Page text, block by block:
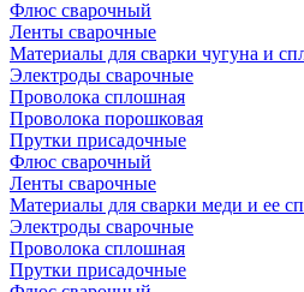
Флюс сварочный
Ленты сварочные
Материалы для сварки чугуна и
Электроды сварочные
Проволока сплошная
Проволока порошковая
Прутки присадочные
Флюс сварочный
Ленты сварочные
Материалы для сварки меди и ее
Электроды сварочные
Проволока сплошная
Прутки присадочные